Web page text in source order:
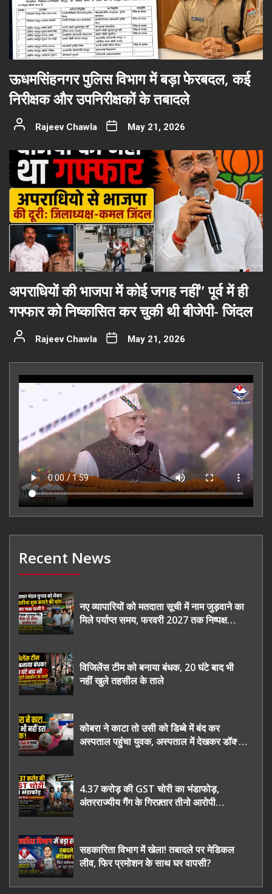
ऊधमसिंहनगर पुलिस विभाग में बड़ा फेरबदल, कई
निरीक्षक और उपनिरीक्षकों के तबादले
Rajeev Chawla May 21, 2026
अपराधियों की भाजपा में कोई जगह नहीं” पूर्व में ही
गफ्फार को निष्कासित कर चुकी थी बीजेपी- जिंदल
Rajeev Chawla May 21, 2026
Recent News
नए व्यापारियों को मतदाता सूची में नाम जुड़वाने का
मिले पर्याप्त समय, फरवरी 2027 तक निष्पक्ष
विजिलेंस टीम को बनाया बंधक, 20 घंटे बाद भी
नहीं खुले तहसील के ताले
कोबरा ने काटा तो उसी को डिब्बे में बंद कर
अस्पताल पहुंचा युवक, अस्पताल में देखकर डॉक्टर
4.37 करोड़ की GST चोरी का भंडाफोड़,
अंतरराज्यीय गैंग के गिरफ़्तार तीनो आरोपी
सहकारिता विभाग में खेला! तबादले पर मेडिकल
लीव, फिर प्रमोशन के साथ घर वापसी?